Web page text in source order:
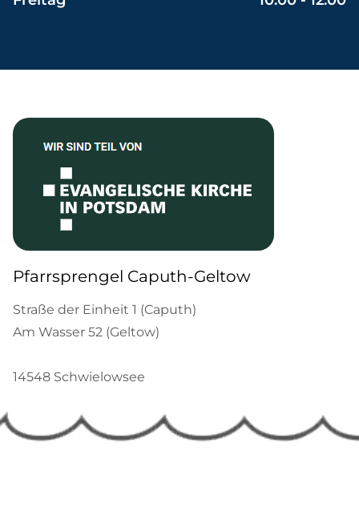
Pfarrsprengel Caputh-Geltow
Straße der Einheit 1 (Caputh)
Am Wasser 52 (Geltow)
14548 Schwielowsee